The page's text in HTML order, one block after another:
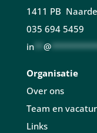
1411 PB
035 694 5459
in** @
Organisatie
Over ons
Team en
Links